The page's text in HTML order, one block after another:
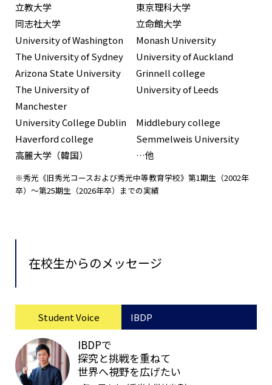
立教大学
東京理科大学
同志社大学
立命館大学
University of Washington
Monash University
The University of Sydney
University of Auckland
Arizona State University
Grinnell college
The University of
Manchester
University of Leeds
University College Dublin
Middlebury college
Haverford college
Semmelweis University
高麗大学（韓国）
…他
※秀光《旧秀光コースおよび秀光中等教育学校》第1期生（2002年
卒）〜第25期生（2026年卒）までの実績
在校生からのメッセージ
Student Voice IBDP
IBDPで
探究と挑戦を重ねて
世界へ視野を広げたい